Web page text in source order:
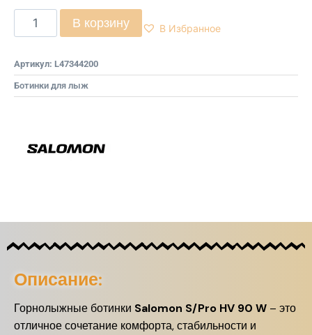
В корзину В Избранное
Артикул: L47344200
Ботинки для лыж
Описание:
Горнолыжные ботинки Salomon S/Pro HV 90 W – это
отличное сочетание комфорта, стабильности и